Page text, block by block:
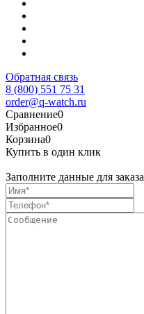
Обратная связь
8 (800) 551 75 31
order@q-watch.ru
Сравнение0
Избранное0
Корзина0
Купить в один клик
Заполните данные для заказа